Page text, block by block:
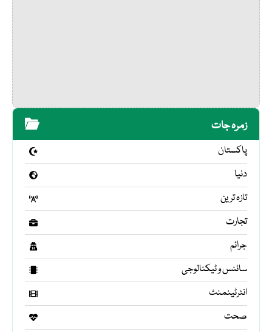
زمرہ جات
پاکستان
دنیا
تازہ ترین
تجارت
جرائم
سائنس و ٹیکنالوجی
انٹرٹینمنٹ
صحت